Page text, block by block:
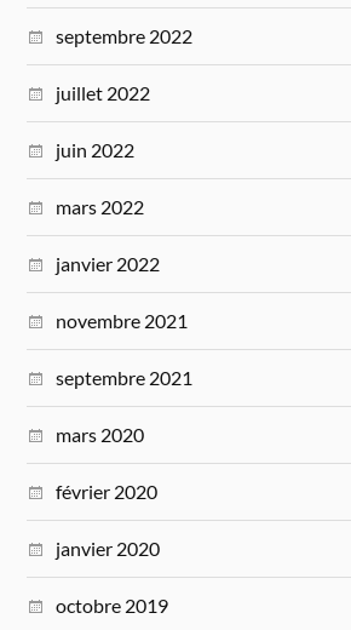
septembre 2022
juillet 2022
juin 2022
mars 2022
janvier 2022
novembre 2021
septembre 2021
mars 2020
février 2020
janvier 2020
octobre 2019